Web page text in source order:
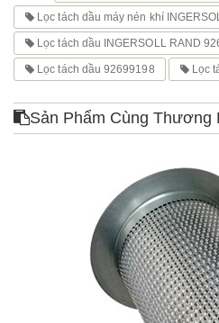
Lọc tách dầu máy nén khí
Lọc tách dầu INGERSOLL RAND
Lọc tách dầu 92699198 Lọc
Sản Phẩm Cùng Thương